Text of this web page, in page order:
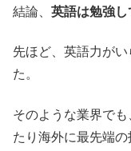
結論、 英語は勉強し
先ほど、英語力が
た。
そのような業界で
たり海外に最先端